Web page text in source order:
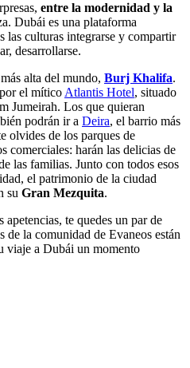
entre la modernidad y la
Dubái es una plataforma
las culturas integrarse y compartir
desarrollarse.
alta del mundo, Burj Khalifa.
el mítico Atlantis Hotel, situado
Jumeirah. Los que quieran
podrán ir a Deira, el barrio más
olvides de los parques de
comerciales: harán las delicias de
las familias. Junto con todos esos
el patrimonio de la ciudad
su Gran Mezquita.
apetencias, te quedes un par de
de la comunidad de Evaneos están
viaje a Dubái un momento